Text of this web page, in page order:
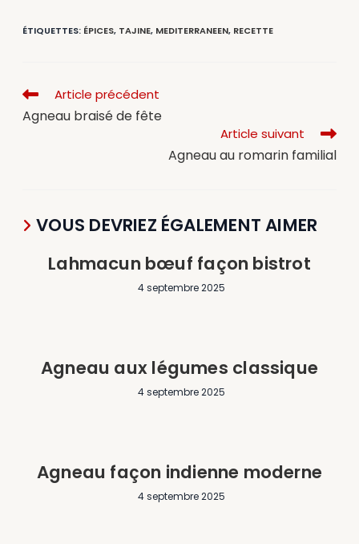
ÉTIQUETTES: ÉPICES, TAJINE, MEDITERRANEEN, RECETTE
Article précédent
Agneau braisé de fête
Article suivant
Agneau au romarin familial
VOUS DEVRIEZ ÉGALEMENT AIMER
Lahmacun bœuf façon bistrot
4 septembre 2025
Agneau aux légumes classique
4 septembre 2025
Agneau façon indienne moderne
4 septembre 2025